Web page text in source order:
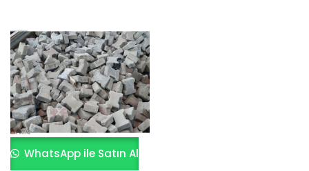
WhatsApp ile Satın Al